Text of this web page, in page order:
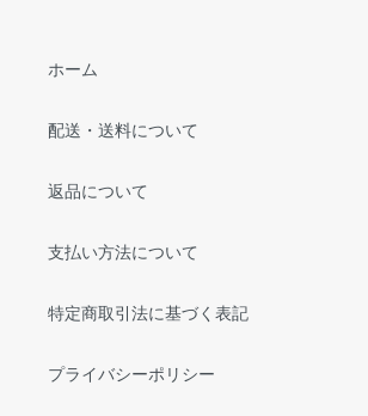
ホーム
配送・送料について
返品について
支払い方法について
特定商取引法に基づく表記
プライバシーポリシー